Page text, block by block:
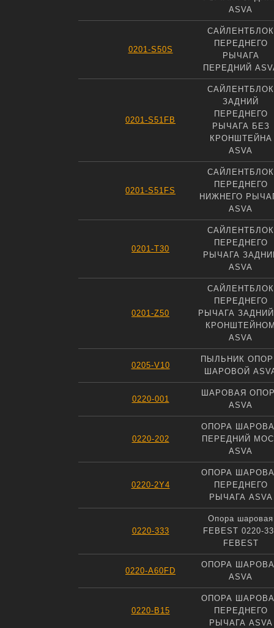
ASVA
0201-S50S
САЙЛЕНТБЛОК
ПЕРЕДНЕГО
РЫЧАГА
ПЕРЕДНИЙ
0201-S51FB
САЙЛЕНТБЛОК
ЗАДНИЙ
ПЕРЕДНЕГО
РЫЧАГА БЕЗ
КРОНШТЕЙНА
ASVA
0201-S51FS
САЙЛЕНТБЛОК
ПЕРЕДНЕГО
НИЖНЕГО
ASVA
0201-T30
САЙЛЕНТБЛОК
ПЕРЕДНЕГО
РЫЧАГА
ASVA
0201-Z50
САЙЛЕНТБЛОК
ПЕРЕДНЕГО
РЫЧАГА
ASVA
0205-V10
ПЫЛЬНИК
ШАРОВОЙ
0220-001
ШАРОВАЯ
ASVA
0220-202
ОПОРА
ПЕРЕДНИЙ
ASVA
0220-2Y4
ОПОРА
ПЕРЕДНЕГО
РЫЧАГА ASVA
0220-333
Опора шаровая
FEBEST 0220-
FEBEST
0220-A60FD
ОПОРА
ASVA
0220-B15
ОПОРА
ПЕРЕДНЕГО
РЫЧАГА ASVA